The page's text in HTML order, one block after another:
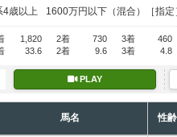
4歳以上 1600万円以下 （混合）［指定
1,820 2着 730 3着
460
33.6 2着 9.6 3着 4.8
PLAY
馬名 性齢